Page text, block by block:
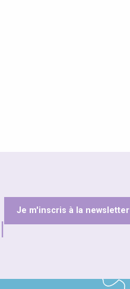
Je m'inscris à la newsletter